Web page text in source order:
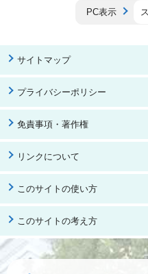
PC表示
サイトマップ
プライバシーポリシー
免責事項・著作権
リンクについて
このサイトの使い方
このサイトの考え方